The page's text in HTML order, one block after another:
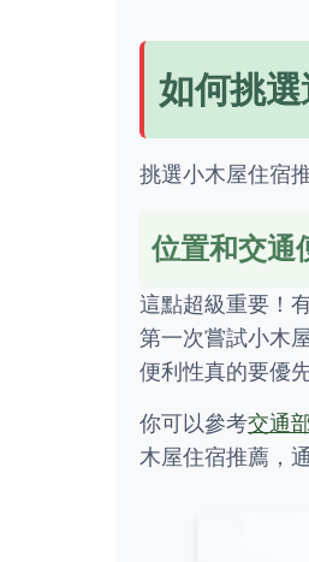
如何挑
挑選小木屋住宿
位置和交通
這點超級重要！
第一次嘗試小木
便利性真的要優先
你可以參考交通
木屋住宿推薦，